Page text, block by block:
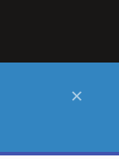
×